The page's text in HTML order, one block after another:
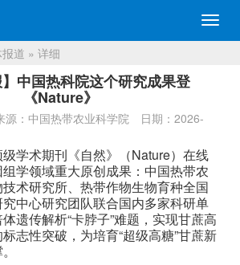
切
换
道 » 详细
】中国热科院这个研究成果登
《Nature》
源：中国热带农业科学院
日期：2026-
学术期刊《自然》（Nature）在线
学领域重大原创成果：中国热带农
术研究所、热带作物生物育种全国
中心研究团队联合国内多家科研单
遗传解析“卡脖子”难题，实现甘蔗高
志性突破，为培育“超级高糖”甘蔗新